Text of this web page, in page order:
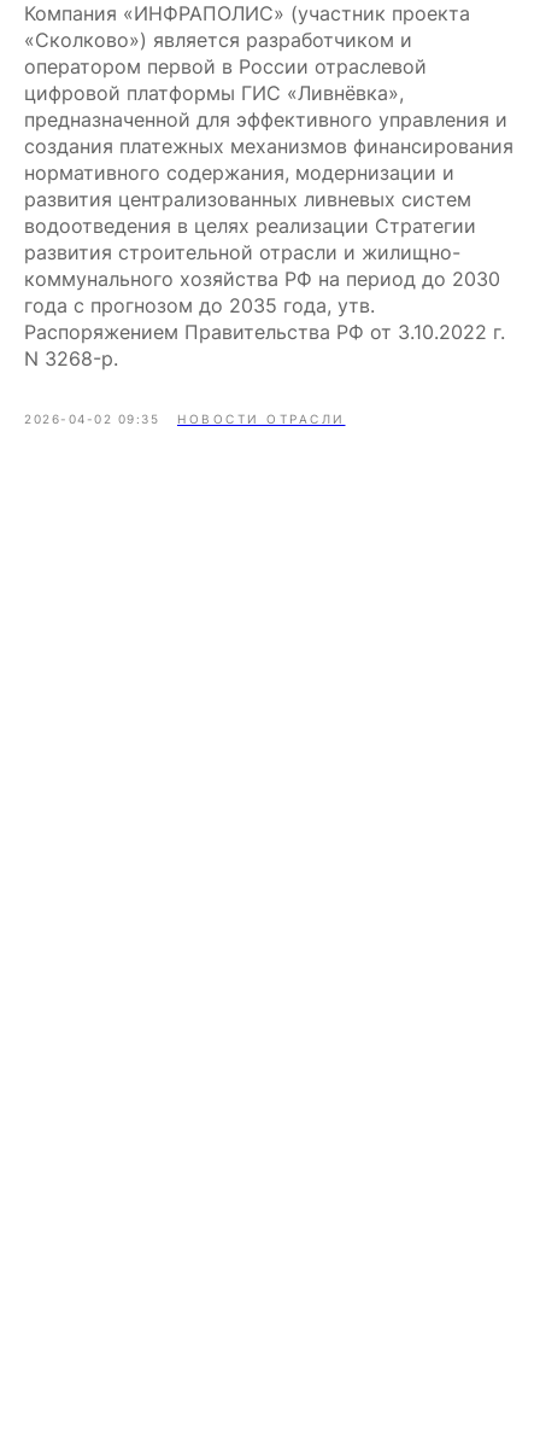
Компания «ИНФРАПОЛИС» (участник проекта
«Сколково») является разработчиком и
оператором первой в России отраслевой
цифровой платформы ГИС «Ливнёвка»,
предназначенной для эффективного управления и
создания платежных механизмов финансирования
нормативного содержания, модернизации и
развития централизованных ливневых систем
водоотведения в целях реализации Стратегии
развития строительной отрасли и жилищно-
коммунального хозяйства РФ на период до 2030
года с прогнозом до 2035 года, утв.
Распоряжением Правительства РФ от 3.10.2022 г.
N 3268-р.
2026-04-02 09:35 НОВОСТИ ОТРАСЛИ